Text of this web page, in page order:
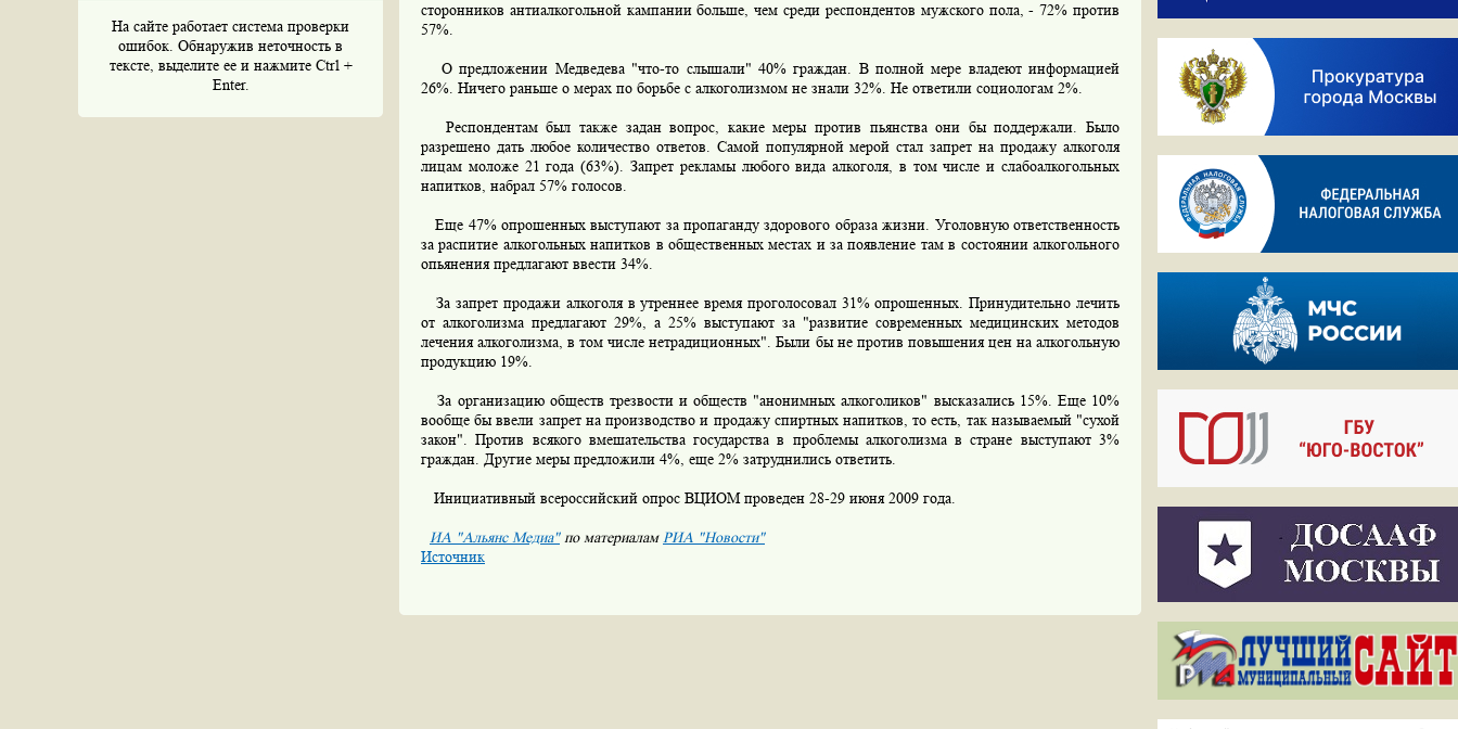
На сайте работает система проверки
ошибок. Обнаружив неточность в
тексте, выделите ее и нажмите Ctrl +
Enter.
сторонников антиалкогольной кампании больше, чем среди респондентов мужского пола, - 72% против
57%.
О предложении Медведева "что-то слышали" 40% граждан. В полной мере владеют информацией
26%. Ничего раньше о мерах по борьбе с алкоголизмом не знали 32%. Не ответили социологам 2%.
Респондентам был также задан вопрос, какие меры против пьянства они бы поддержали. Было
разрешено дать любое количество ответов. Самой популярной мерой стал запрет на продажу алкоголя
лицам моложе 21 года (63%). Запрет рекламы любого вида алкоголя, в том числе и слабоалкогольных
напитков, набрал 57% голосов.
Еще 47% опрошенных выступают за пропаганду здорового образа жизни. Уголовную ответственность
за распитие алкогольных напитков в общественных местах и за появление там в состоянии алкогольного
опьянения предлагают ввести 34%.
За запрет продажи алкоголя в утреннее время проголосовал 31% опрошенных. Принудительно лечить
от алкоголизма предлагают 29%, а 25% выступают за "развитие современных медицинских методов
лечения алкоголизма, в том числе нетрадиционных". Были бы не против повышения цен на алкогольную
продукцию 19%.
За организацию обществ трезвости и обществ "анонимных алкоголиков" высказались 15%. Еще 10%
вообще бы ввели запрет на производство и продажу спиртных напитков, то есть, так называемый "сухой
закон". Против всякого вмешательства государства в проблемы алкоголизма в стране выступают 3%
граждан. Другие меры предложили 4%, еще 2% затруднились ответить.
Инициативный всероссийский опрос ВЦИОМ проведен 28-29 июня 2009 года.
ИА "Альянс Медиа"по материалам РИА "Новости"
Источник